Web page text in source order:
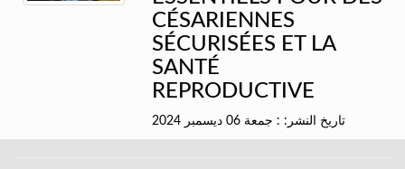
CÉSARIENNES
SÉCURISÉES ET LA
SANTÉ
REPRODUCTIVE
تاريخ النشر: : جمعة 06 ديسمبر 2024